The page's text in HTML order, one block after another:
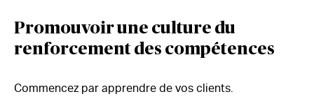
Promouvoir une culture du
renforcement des compétences
Commencez par apprendre de vos clients.